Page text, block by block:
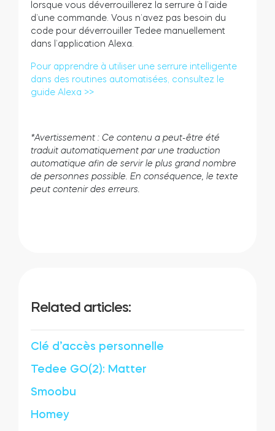
lorsque vous déverrouillerez la serrure à l’aide
d’une commande. Vous n’avez pas besoin du
code pour déverrouiller Tedee manuellement
dans l’application Alexa.
Pour apprendre à utiliser une serrure intelligente
dans des routines automatisées, consultez le
guide Alexa >>
*Avertissement : Ce contenu a peut-être été
traduit automatiquement par une traduction
automatique afin de servir le plus grand nombre
de personnes possible. En conséquence, le texte
peut contenir des erreurs.
Related articles:
Clé d’accès personnelle
Tedee GO(2): Matter
Smoobu
Homey